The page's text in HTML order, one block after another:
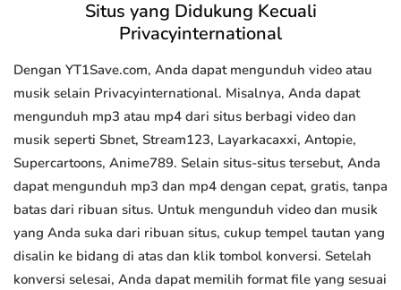
Situs yang Didukung Kecuali
Privacyinternational
Dengan YT1Save.com, Anda dapat mengunduh video atau
musik selain Privacyinternational. Misalnya, Anda dapat
mengunduh mp3 atau mp4 dari situs berbagi video dan
musik seperti Sbnet, Stream123, Layarkacaxxi, Antopie,
Supercartoons, Anime789. Selain situs-situs tersebut, Anda
dapat mengunduh mp3 dan mp4 dengan cepat, gratis, tanpa
batas dari ribuan situs. Untuk mengunduh video dan musik
yang Anda suka dari ribuan situs, cukup tempel tautan yang
disalin ke bidang di atas dan klik tombol konversi. Setelah
konversi selesai, Anda dapat memilih format file yang sesuai